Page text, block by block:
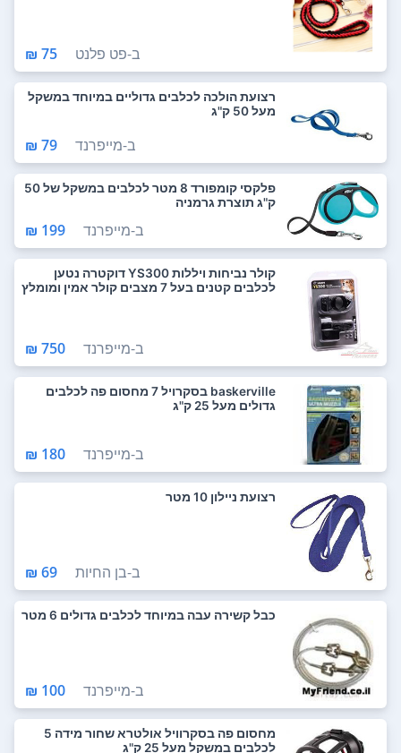
ב-פט פלנט 75 ₪
רצועת הולכה לכלבים גדוליים במיוחד במשקל
מעל 50 ק"ג
ב-מייפרנד 79 ₪
פלקסי קומפורד 8 מטר לכלבים במשקל של 50
ק"ג תוצרת גרמניה
ב-מייפרנד 199 ₪
קולר נביחות ויללות YS300 דוקטרה נטען
לכלבים קטנים בעל 7 מצבים קולר אמין ומומלץ
ב-מייפרנד 750 ₪
baskerville בסקרויל 7 מחסום פה לכלבים
גדולים מעל 25 ק"ג
ב-מייפרנד 180 ₪
רצועת ניילון 10 מטר
ב-בן החיות 69 ₪
כבל קשירה עבה במיוחד לכלבים גדולים 6 מטר
ב-מייפרנד 100 ₪
מחסום פה בסקרוויל אולטרא שחור מידה 5
לכלבים במשקל מעל 25 ק"ג